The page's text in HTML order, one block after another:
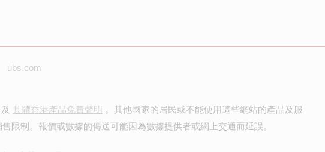
ubs.com
及 具體香港產品免責聲明 。其他國家的居民或不能使用這些網站的產品及服
限制。報價或數據的傳送可能因為數據提供者或網上交通而延誤。